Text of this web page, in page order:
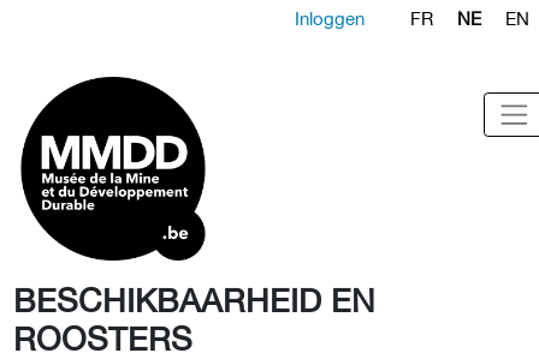
Inloggen FR NE EN
BESCHIKBAARHEID EN
ROOSTERS